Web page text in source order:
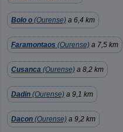
Bolo o (Ourense) a 6,4 km
Faramontaos (Ourense) a 7,5 km
Cusanca (Ourense) a 8,2 km
Dadin (Ourense) a 9,1 km
Dacon (Ourense) a 9,2 km